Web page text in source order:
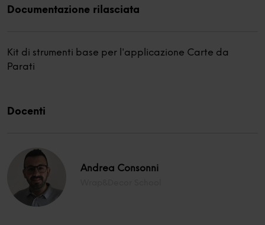
Documentazione rilasciata
Kit di strumenti base per l'applicazione Carte da
Parati
Docenti
Andrea Consonni